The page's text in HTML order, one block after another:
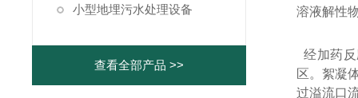
小型地埋污水处理设备
查看全部产品 >>
溶液解性
经加药
区。絮凝
过溢流口